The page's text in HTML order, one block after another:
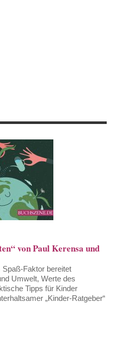
von Paul Kerensa und
Faktor bereitet
Umwelt, Werte des
Tipps für Kinder
„Kinder-Ratgeber“